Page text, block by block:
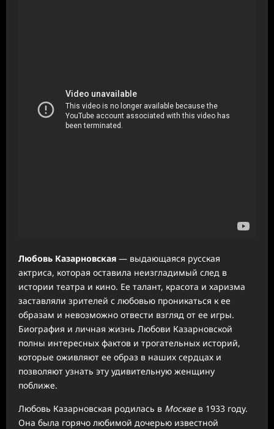
Любовь Казарновская — выдающаяся русская
актриса, которая оставила неизгладимый след в
истории театра и кино. Ее талант, красота и харизма
заставляли зрителей с любовью проникаться к ее
образам и невозможно отвести взгляд от ее игры.
Биография и личная жизнь Любови Казарновской
полны интересных фактов и трогательных историй,
которые оживляют ее образ в наших сердцах и
позволяют узнать эту удивительную женщину
поближе.
Любовь Казарновская родилась в Москвев 1933 году.
Она была горячо любимой дочерью известной